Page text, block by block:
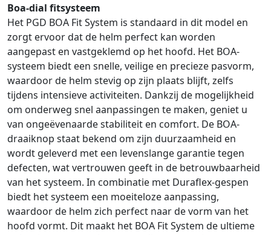
Boa-dial fitsysteem
Het PGD BOA Fit System is standaard in dit model en
zorgt ervoor dat de helm perfect kan worden
aangepast en vastgeklemd op het hoofd. Het BOA-
systeem biedt een snelle, veilige en precieze pasvorm,
waardoor de helm stevig op zijn plaats blijft, zelfs
tijdens intensieve activiteiten. Dankzij de mogelijkheid
om onderweg snel aanpassingen te maken, geniet u
van ongeëvenaarde stabiliteit en comfort. De BOA-
draaiknop staat bekend om zijn duurzaamheid en
wordt geleverd met een levenslange garantie tegen
defecten, wat vertrouwen geeft in de betrouwbaarheid
van het systeem. In combinatie met Duraflex-gespen
biedt het systeem een moeiteloze aanpassing,
waardoor de helm zich perfect naar de vorm van het
hoofd vormt. Dit maakt het BOA Fit System de ultieme